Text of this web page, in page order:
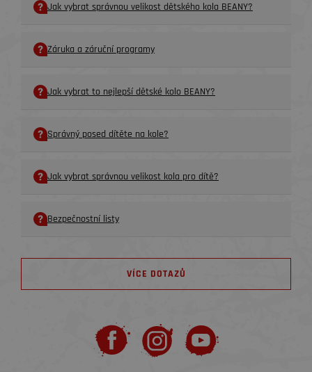
Jak vybrat správnou velikost dětského kola BEANY?
Záruka a záruční programy
Jak vybrat to nejlepší dětské kolo BEANY?
Správný posed dítěte na kole?
Jak vybrat správnou velikost kola pro dítě?
Bezpečnostní listy
VÍCE DOTAZŮ